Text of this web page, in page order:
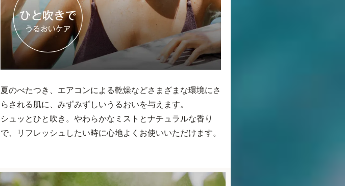
夏のべたつき、エアコンによる乾燥などさまざまな環境にさ
らされる肌に、みずみずしいうるおいを与えます。
シュッとひと吹き。やわらかなミストとナチュラルな香り
で、リフレッシュしたい時に心地よくお使いいただけます。